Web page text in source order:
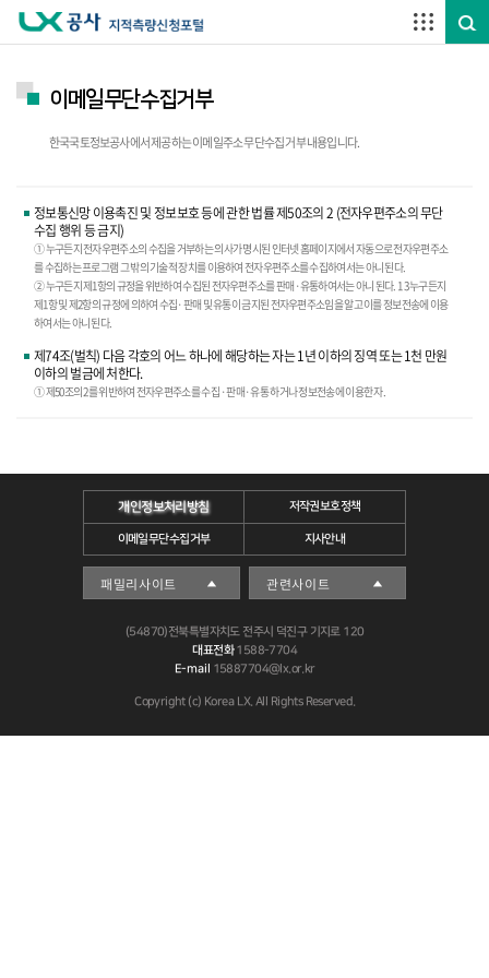
이메일무단수집거부
한국국토정보공사에서 제공하는 이메일주소 무단수집 거부 내용입니다.
정보통신망 이용촉진 및 정보보호 등에 관한 법률 제50조의 2 (전자우편주소의 무단
수집 행위 등 금지)
① 누구든지 전자우편주소의 수집을 거부하는 의사가 명시된 인터넷 홈페이지에서 자동으로 전자우편주소
를 수집하는 프로그램 그 밖의 기술적 장치를 이용하여 전자우편주소를 수집하여서는 아니 된다.
② 누구든지 제1항의 규정을 위반하여 수집된 전자우편주소를 판매·유통하여서는 아니 된다. 1 3 누구든지
제1항 및 제2항의 규정에 의하여 수집·판매 및 유통이 금지된 전자우편주소임을 알고 이를 정보전송에 이용
하여서는 아니 된다.
제74조(벌칙) 다음 각호의 어느 하나에 해당하는 자는 1년 이하의 징역 또는 1천 만원
이하의 벌금에 처한다.
① 제50조의 2를 위반하여 전자우편주소를 수집 ·판매·유통 하거나 정보전송에 이용한 자.
개인정보처리방침 저작권보호정책
이메일무단수집거부 지사안내
(54870)전북특별자치도 전주시 덕진구 기지로 120
대표전화1588-7704
E-mail 15887704@lx.or.kr
Copyright (c) Korea LX. All Rights Reserved.